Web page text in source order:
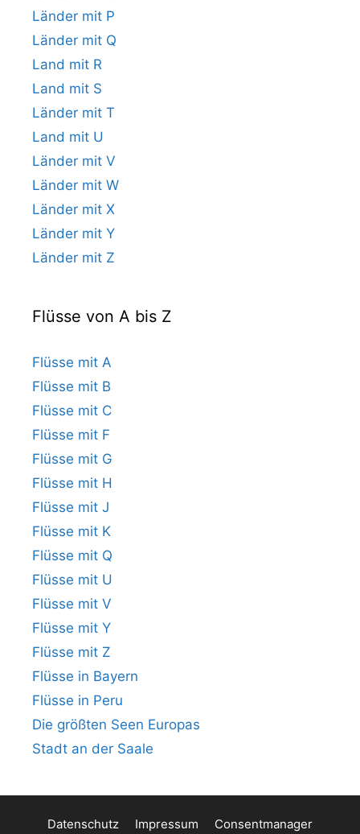
Länder mit P
Länder mit Q
Land mit R
Land mit S
Länder mit T
Land mit U
Länder mit V
Länder mit W
Länder mit X
Länder mit Y
Länder mit Z
Flüsse von A bis Z
Flüsse mit A
Flüsse mit B
Flüsse mit C
Flüsse mit F
Flüsse mit G
Flüsse mit H
Flüsse mit J
Flüsse mit K
Flüsse mit Q
Flüsse mit U
Flüsse mit V
Flüsse mit Y
Flüsse mit Z
Flüsse in Bayern
Flüsse in Peru
Die größten Seen Europas
Stadt an der Saale
Datenschutz Impressum Consentmanager